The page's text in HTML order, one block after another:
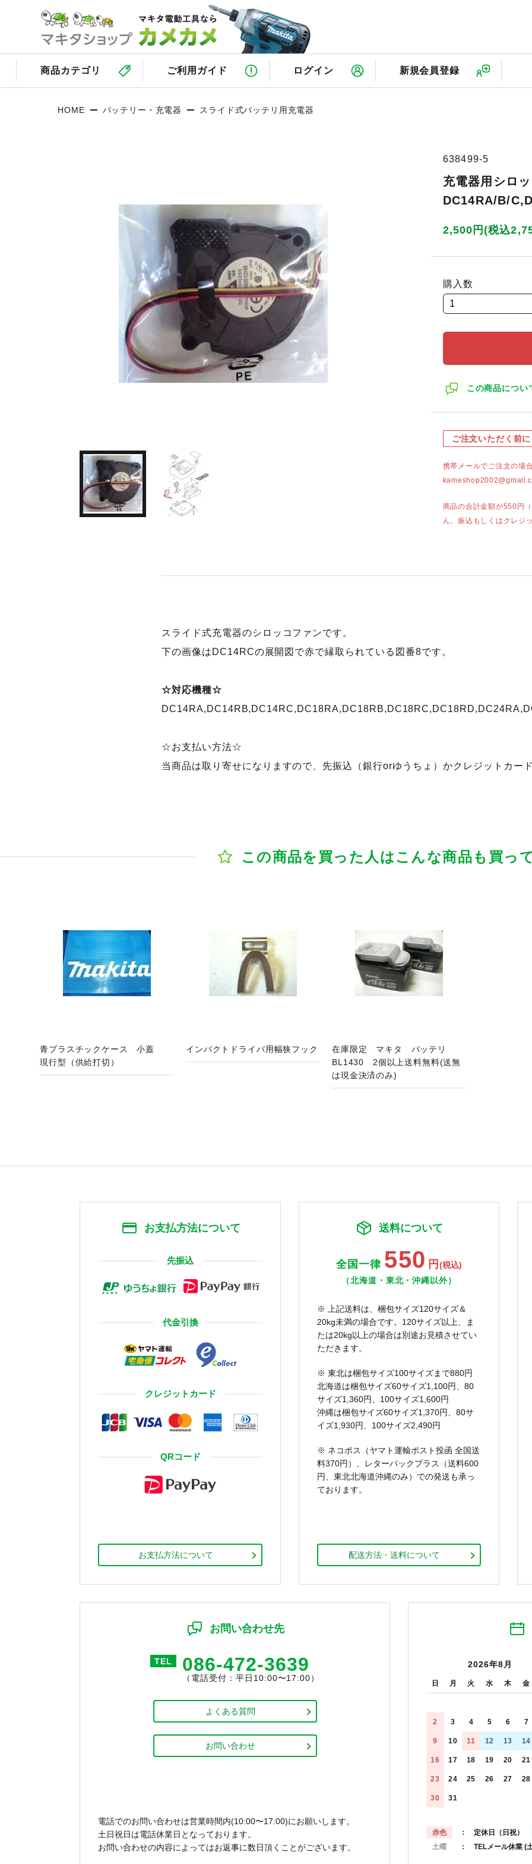
商品カテゴリ ご利用ガイド ログイン 新規会員登録
HOME バッテリー・充電器 スライド式バッテリ用充電器
638499-5
充電器用シロ
DC14RA/B/
2,500円(税込
購入数
この商品につい
ご注文いただく前に
携帯メールでご注文の場
商品の合計金額が550円
ん。振込もしくはクレジ
スライド式充電器のシロッコファンです。
下の画像はDC14RCの展開図で赤で縁取られている図番8です。
☆対応機種☆
☆お支払い方法☆
当商品は取り寄せになりますので、先振込（銀行orゆうちょ）かクレジットカー
この商品を買った人はこんな商品も買っ
青プラスチックケース 小蓋
現行型（供給打切）
インパクトドライバ用幅狭フック
在庫限定 マキタ バッテリ
BL1430 2個以上送料無料(送無
は現金決済のみ)
お支払方法について
先振込
代金引換
クレジットカード
QRコード
お支払方法について
送料について
全国一律 550 円 (税込)
（北海道・東北・沖縄以外）
※ 上記送料は、梱包サイズ120サイズ＆
20kg未満の場合です。120サイズ以上、ま
たは20kg以上の場合は別途お見積させてい
ただきます。
※ 東北は梱包サイズ100サイズまで880円
北海道は梱包サイズ60サイズ1,100円、80
サイズ1,360円、100サイズ1,600円
沖縄は梱包サイズ60サイズ1,370円、80サ
イズ1,930円、100サイズ2,490円
※ ネコポス（ヤマト運輸ポスト投函 全国送
料370円）、レターパックプラス（送料600
円、東北北海道沖縄のみ）での発送も承っ
ております。
配送方法・送料について
お問い合わせ先
TEL 086-472-3639
（電話受付：平日10:00〜17:00）
よくある質問
お問い合わせ
電話でのお問い合わせは営業時間内(10:00〜17:00)にお願いします。
土日祝日は電話休業日となっております。
お問い合わせの内容によってはお返事に数日頂くことがございます。
2026年8月
日 月 火 水 木 金
2 3 4 5 6 7
9 10 11 12 13 14
16 17 18 19 20 21
23 24 25 26 27 28
30 31
赤色
： 定休日（日祝）
土曜
： TELメール休業 (